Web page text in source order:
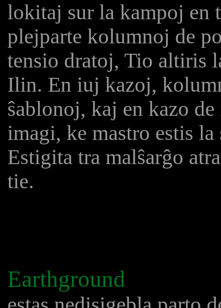
lokitaj sur la kampoj en
plejparte kolumnoj de
tensio dratoj, Tio altiris
Ilin. En iuj kazoj,
ŝablonoj, kaj en kazo
imagi, ke mastro estis la
Estigita tra malŝarĝo
tie.
Earthground